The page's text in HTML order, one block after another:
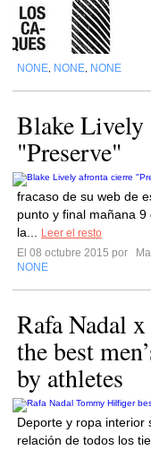
NONE NONE NONE
Blake Lively
"Preserve"
fracaso de su web de
punto y final mañana
la...
Leer el resto
El 08 octubre 2015 por
NONE
Rafa Nadal
the best
by athletes
Deporte y ropa interior
relación de todos los